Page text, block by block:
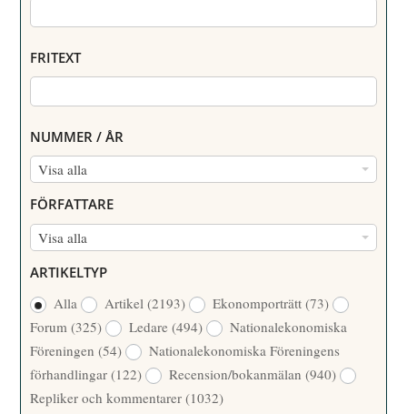
FRITEXT
NUMMER / ÅR
Visa alla
N
M
M
/
Å
R
FÖRFATTARE
Visa alla
R
F
A
T
T
A
ARTIKELTYP
Alla
Artikel(2193) Ekonomporträtt(73)
Forum(325) Ledare(494)
Nationalekonomiska
Föreningen(54)
Nationalekonomiska Föreningens
förhandlingar(122) Recension/bokanmälan(940)
Repliker och kommentarer(1032)